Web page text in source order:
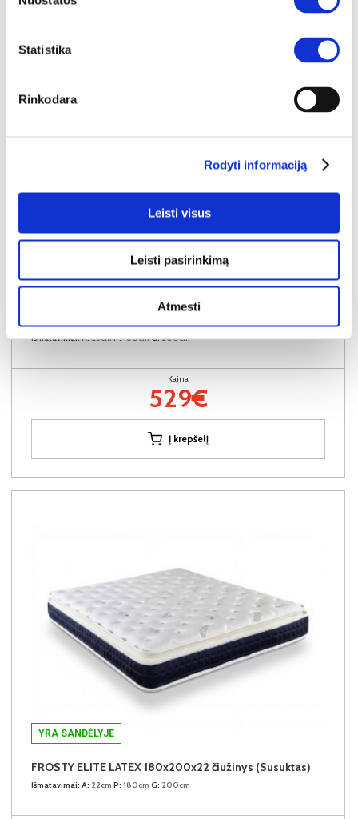
Statistika
Rinkodara
Rodyti informaciją
Leisti visus
Leisti pasirinkimą
Atmesti
YRA SANDĖLYJE
Išmatavimai:A:25cmP:180cmG:200cm
Kaina:
529€
Į krepšelį
YRA SANDĖLYJE
FROSTY ELITE LATEX 180x200x22 čiužinys (Susuktas)
Išmatavimai: A: 22cm P: 180cm G: 200cm